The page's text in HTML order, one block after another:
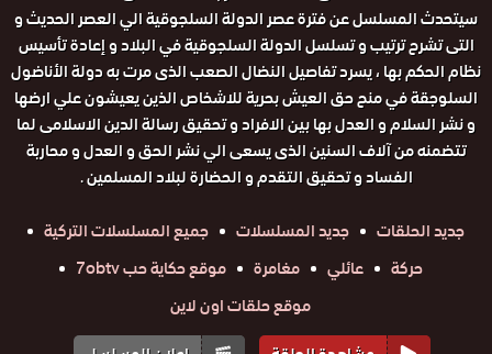
سيتحدث المسلسل عن فترة عصر الدولة السلجوقية الي العصر الحديث و
التى تشرح ترتيب و تسلسل الدولة السلجوقية في البلاد و إعادة تأسيس
نظام الحكم بها ، يسرد تفاصيل النضال الصعب الذى مرت به دولة الأناضول
السلوجقة في منح حق العيش بحرية للاشخاص الذين يعيشون علي ارضها
و نشر السلام و العدل بها بين الافراد و تحقيق رسالة الدين الاسلامى لما
تتضمنه من آلاف السنين الذى يسعى الي نشر الحق و العدل و محاربة
الفساد و تحقيق التقدم و الحضارة لبلاد المسلمين .
جديد الحلقات
جديد المسلسلات
جميع المسلسلات التركية
حركة
عائلي مغامرة
موقع حكاية حب 7obtv
موقع حلقات اون لاين